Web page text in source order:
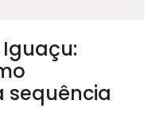
sequência